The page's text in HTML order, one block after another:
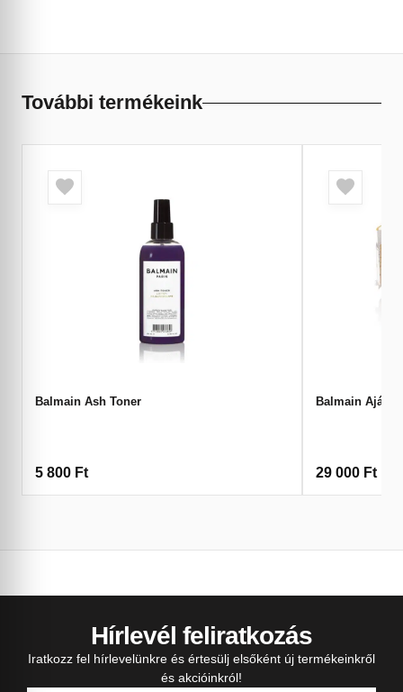
További termékeink
Balmain Ash Toner
5 800 Ft
Balmain
29 000 Ft
Hírlevél feliratkozás
Iratkozz fel hírlevelünkre és értesülj elsőként új termékeinkről
és akcióinkról!